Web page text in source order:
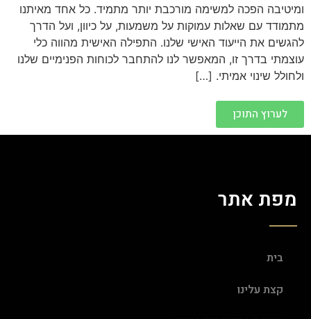
ומיטיבה הפכה למשימה מורכבת יותר מתמיד. כל אחד מאיתנו
מתמודד עם שאלות עמוקות על משמעות, על כיוון, ועל הדרך
להגשים את הייעוד האישי שלנו. התפילה האישית מהווה כלי
עוצמתי בדרך זו, המאפשר לנו להתחבר לכוחות הפנימיים שלנו
ולחולל שינוי אמיתי. […]
לערוץ התוכן
מפת אתר
בית
קצת עלינו